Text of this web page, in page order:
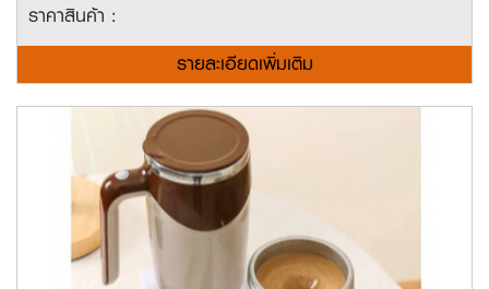
ราคาสินค้า :
รายละเอียดเพิ่มเติม